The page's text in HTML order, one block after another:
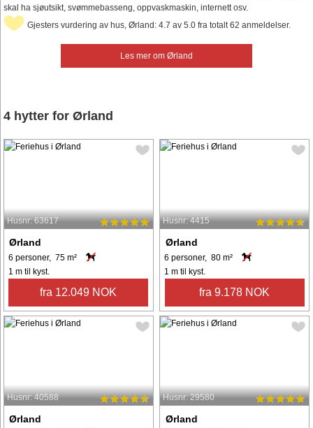
skal ha sjøutsikt, svømmebasseng, oppvaskmaskin, internett osv.
Les mer om Ørland
Gjesters vurdering av hus, Ørland: 4.7 av 5.0 fra totalt 62 anmeldelser.
4 hytter for Ørland
Husnr: 63617
Ørland
6 personer, 75 m²
1 m til kyst.
fra 12.049 NOK
Husnr: 4415
Ørland
6 personer, 80 m²
1 m til kyst.
fra 9.178 NOK
Husnr: 40588
Ørland
Husnr: 29580
Ørland